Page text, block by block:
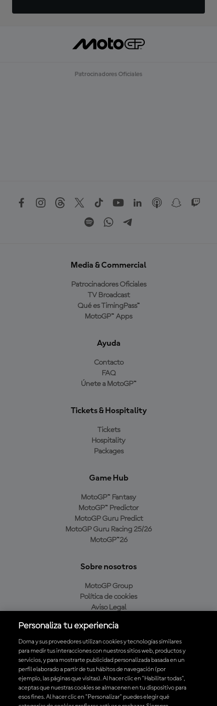
Patrocinadores Oficiales
Media & Commercial
Patrocinadores Oficiales
TV Broadcast
Qué es TimingPass™
MotoGP™ Apps
Ayuda
Contacto
FAQ
Únete a MotoGP™
Tickets & Hospitality
Tickets
Hospitality
Packages
Game Hub
MotoGP™ Fantasy
MotoGP™ Predictor
MotoGP Guru Predict
MotoGP Guru Racing 25/26
MotoGP™26
Sobre nosotros
MotoGP Group
Política de cookies
Aviso Legal
Política de compra
Descarga la aplicación oficial de MotoGP™
Personaliza tu experiencia
Dorna y sus proveedores utilizan cookies y tecnologías similares
para medir tus interacciones con nuestros sitios web, productos y
servicios, y para mostrarte publicidad personalizada basada en un
perfil elaborado a partir de tus hábitos de navegación (por
ejemplo, las páginas que visitas). Al hacer clic en "Habilitar todas",
aceptas que nuestras cookies se almacenen en tu dispositivo para
esos fines. Al hacer clic en "Personalizar" puedes elegir qué